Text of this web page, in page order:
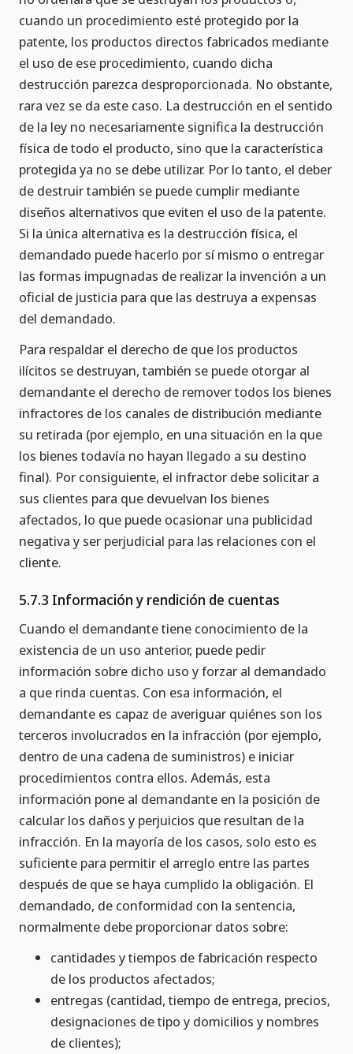
cuando un procedimiento esté protegido por la
patente, los productos directos fabricados mediante
el uso de ese procedimiento, cuando dicha
destrucción parezca desproporcionada. No obstante,
rara vez se da este caso. La destrucción en el sentido
de la ley no necesariamente significa la destrucción
física de todo el producto, sino que la característica
protegida ya no se debe utilizar. Por lo tanto, el deber
de destruir también se puede cumplir mediante
diseños alternativos que eviten el uso de la patente.
Si la única alternativa es la destrucción física, el
demandado puede hacerlo por sí mismo o entregar
las formas impugnadas de realizar la invención a un
oficial de justicia para que las destruya a expensas
del demandado.
Para respaldar el derecho de que los productos
ilícitos se destruyan, también se puede otorgar al
demandante el derecho de remover todos los bienes
infractores de los canales de distribución mediante
su retirada (por ejemplo, en una situación en la que
los bienes todavía no hayan llegado a su destino
final). Por consiguiente, el infractor debe solicitar a
sus clientes para que devuelvan los bienes
afectados, lo que puede ocasionar una publicidad
negativa y ser perjudicial para las relaciones con el
cliente.
5.7.3 Información y rendición de cuentas
Cuando el demandante tiene conocimiento de la
existencia de un uso anterior, puede pedir
información sobre dicho uso y forzar al demandado
a que rinda cuentas. Con esa información, el
demandante es capaz de averiguar quiénes son los
terceros involucrados en la infracción (por ejemplo,
dentro de una cadena de suministros) e iniciar
procedimientos contra ellos. Además, esta
información pone al demandante en la posición de
calcular los daños y perjuicios que resultan de la
infracción. En la mayoría de los casos, solo esto es
suficiente para permitir el arreglo entre las partes
después de que se haya cumplido la obligación. El
demandado, de conformidad con la sentencia,
normalmente debe proporcionar datos sobre:
cantidades y tiempos de fabricación respecto
de los productos afectados;
entregas (cantidad, tiempo de entrega, precios,
designaciones de tipo y domicilios y nombres
de clientes);